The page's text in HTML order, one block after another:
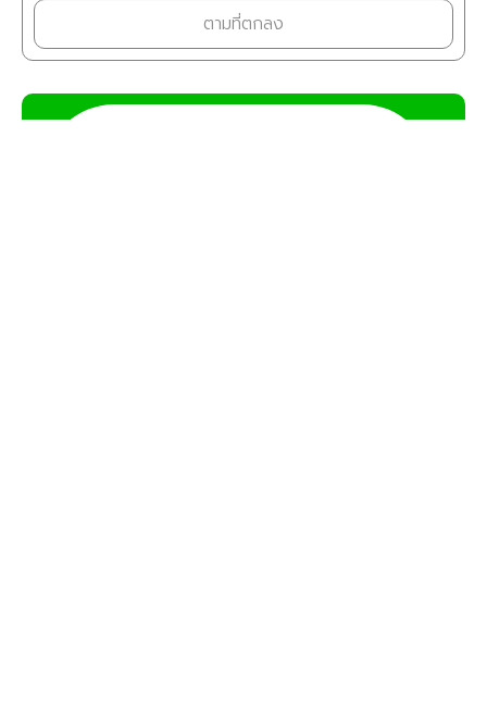
ตามที่ตกลง